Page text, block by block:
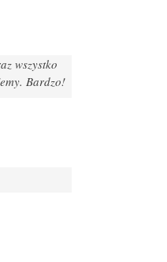
wszystko
Bardzo!